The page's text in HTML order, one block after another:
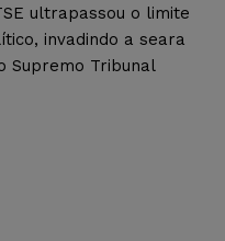
ultrapassou o limite
invadindo a seara
Supremo Tribunal